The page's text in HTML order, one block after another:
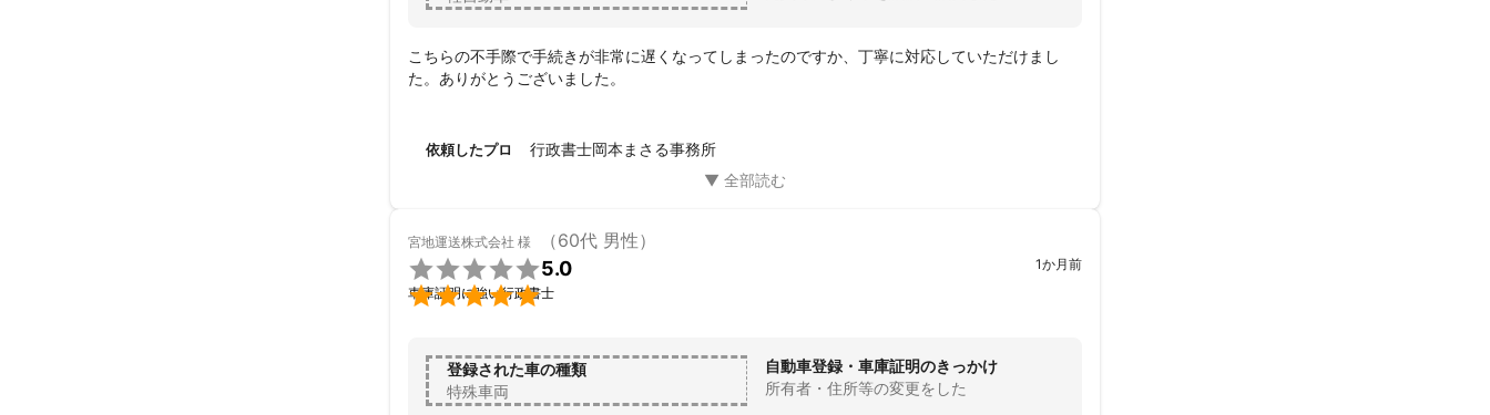
こちらの不手際で手続きが非常に遅くなってしまったのですか、丁寧に対応していただけまし
た。ありがとうございました。
依頼したプロ 行政書士岡本まさる事務所
宮地運送株式会社 様 （60代 男性）


5.0
車庫証明に強い行政書士
1か月前
登録された車の種類
特殊車両
自動車登録・車庫証明のきっかけ
所有者・住所等の変更をした